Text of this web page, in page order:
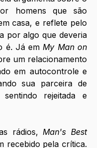
homens que são
casa, e reflete pelo
por algo que deveria
é. Já em My Man on
um relacionamento
em autocontrole e
sua parceira de
rejeitada e
rádios, Man's Best
recebido pela crítica.